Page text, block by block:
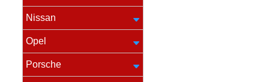
Nissan
Opel
Porsche